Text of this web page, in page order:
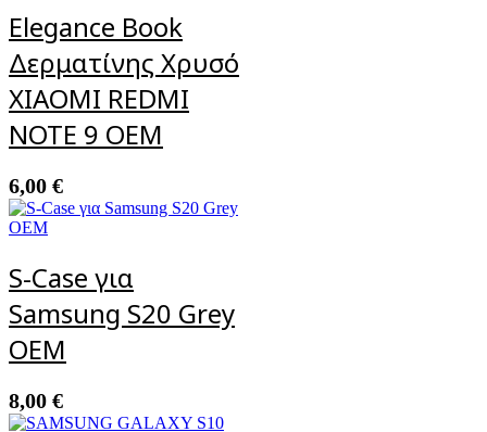
Elegance Book
Δερματίνης Χρυσό
XIAOMI REDMI
NOTE 9 OEM
6,00 €
S-Case για
Samsung S20 Grey
ΟΕΜ
8,00 €